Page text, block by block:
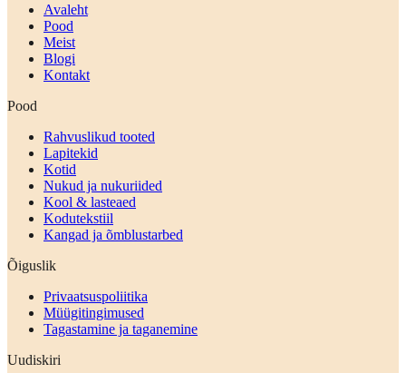
Avaleht
Pood
Meist
Blogi
Kontakt
Pood
Rahvuslikud tooted
Lapitekid
Kotid
Nukud ja nukuriided
Kool & lasteaed
Kodutekstiil
Kangad ja õmblustarbed
Õiguslik
Privaatsuspoliitika
Müügitingimused
Tagastamine ja taganemine
Uudiskiri